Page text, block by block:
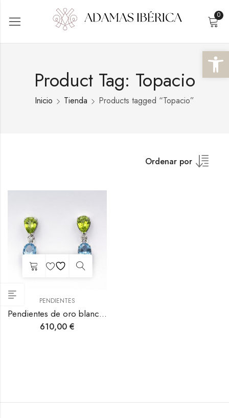
Abrir
0
Product Tag: Topacio
Inicio Tienda Products tagged “Topacio”
Ordenar por
PENDIENTES
Pendientes de oro blanco con topacio, peridoto y diamante.
610,00 €